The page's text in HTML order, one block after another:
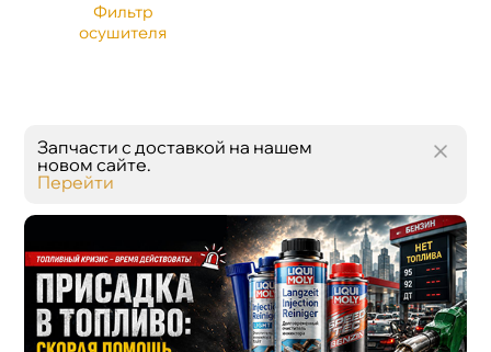
Фильтр
осушителя
Запчасти с доставкой на нашем
новом сайте.
Перейти